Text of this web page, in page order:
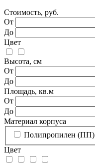
Стоимость, руб.
От
До
Цвет
Высота, см
От
До
Площадь, кв.м
От
До
Материал корпуса
Полипропилен (ПП)
Цвет